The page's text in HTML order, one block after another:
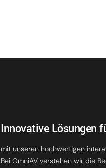
Innovative Lösungen
mit unseren hochwertigen
Bei OmniAV verstehen wir die